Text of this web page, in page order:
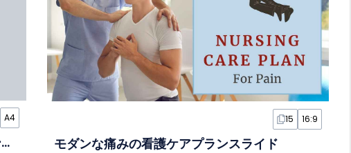
A4
サザンヴァンパイア風ハロウィンパーティーポスター
15 16:9
モダンな痛みの看護ケアプランスライド